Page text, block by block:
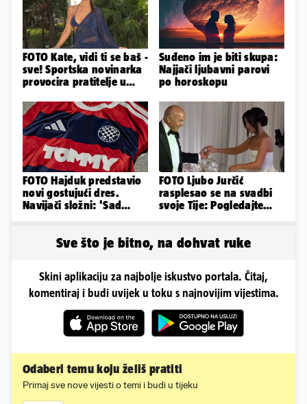
FOTO Kate, vidi ti se baš -
sve! Sportska novinarka
provocira pratitelje u
Suđeno im je biti skupa:
Najjači ljubavni parovi
po horoskopu
FOTO Hajduk predstavio
novi gostujući dres.
Navijači složni: 'Sad
FOTO Ljubo Jurčić
rasplesao se na svadbi
svoje Tije: Pogledajte
Sve što je bitno, na dohvat ruke
Skini aplikaciju za najbolje iskustvo portala. Čitaj,
komentiraj i budi uvijek u toku s najnovijim vijestima.
Odaberi temu koju želiš pratiti
Primaj sve nove vijesti o temi i budi u tijeku